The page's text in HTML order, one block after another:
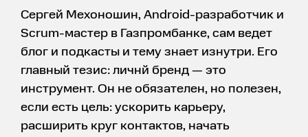
Сергей Мехоношин, Android-разработчик и
Scrum-мастер в Газпромбанке, сам ведет
блог и подкасты и тему знает изнутри. Его
главный тезис: личнй бренд — это
инструмент. Он не обязателен, но полезен,
если есть цель: ускорить карьеру,
расширить круг контактов, начать